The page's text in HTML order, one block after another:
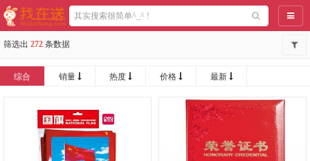
导航
筛选出 272 条数据
综合 销量 热度 价格 最新